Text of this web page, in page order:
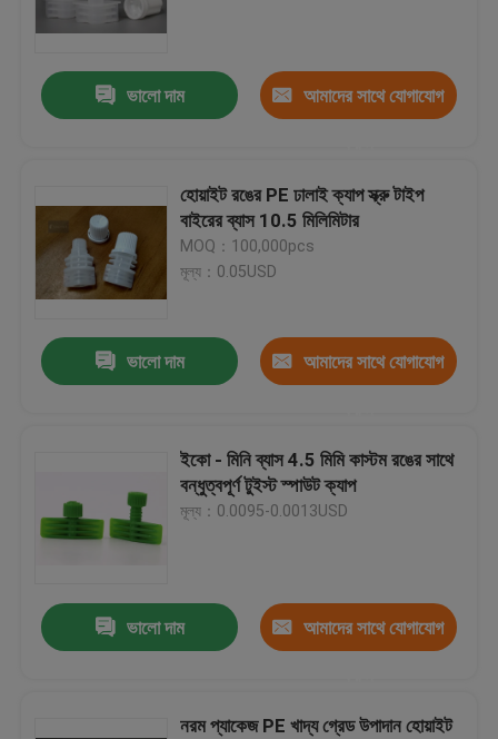
ভালো দাম আমাদের সাথে যোগাযোগ
হোয়াইট রঙের PE ঢালাই ক্যাপ স্ক্রু টাইপ
বাইরের ব্যাস 10.5 মিলিমিটার
MOQ：100,000pcs
মূল্য：0.05USD
ভালো দাম আমাদের সাথে যোগাযোগ
ইকো - মিনি ব্যাস 4.5 মিমি কাস্টম রঙের সাথে
বন্ধুত্বপূর্ণ টুইস্ট স্পাউট ক্যাপ
মূল্য：0.0095-0.0013USD
ভালো দাম আমাদের সাথে যোগাযোগ
নরম প্যাকেজ PE খাদ্য গ্রেড উপাদান হোয়াইট